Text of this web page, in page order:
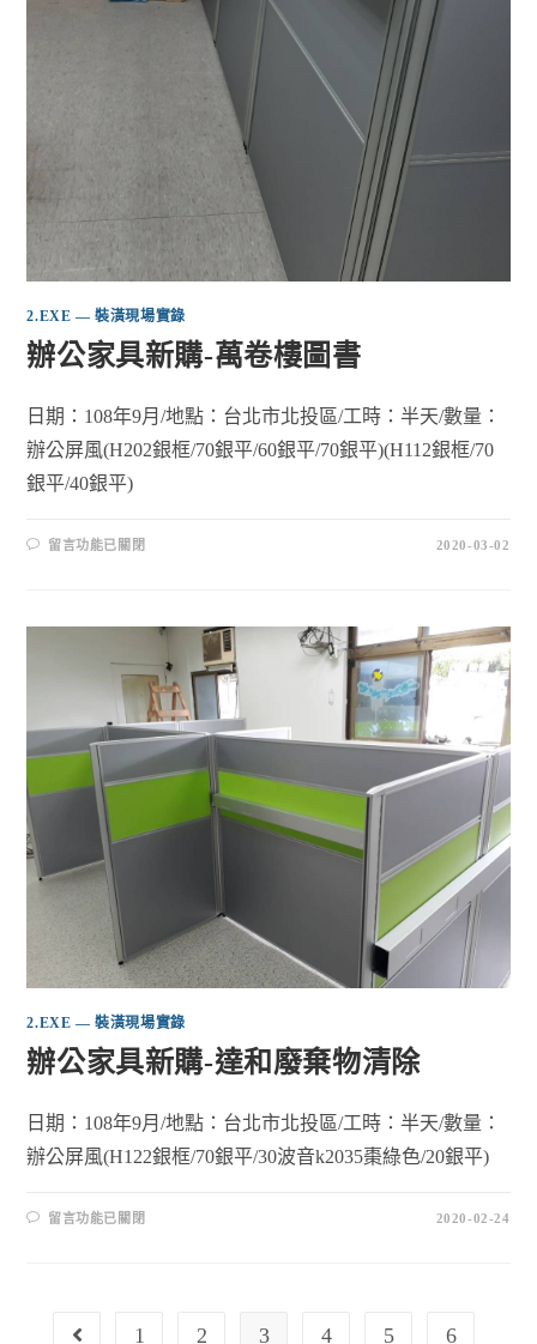
2.EXE — 裝潢現場實錄
辦公家具新購-萬卷樓圖書
日期：108年9月/地點：台北市北投區/工時：半天/數量：
辦公屏風(H202銀框/70銀平/60銀平/70銀平)(H112銀框/70
銀平/40銀平)
留言功能已關閉 2020-03-02
2.EXE — 裝潢現場實錄
辦公家具新購-達和廢棄物清除
日期：108年9月/地點：台北市北投區/工時：半天/數量：
辦公屏風(H122銀框/70銀平/30波音k2035棗綠色/20銀平)
留言功能已關閉 2020-02-24
1 2 3 4 5 6